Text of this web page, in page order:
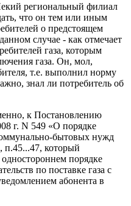
региональный филиал
что он тем или иным
о предстоящем
случае - как отмечает
газа, которым
газа. Он, мол,
т.е. выполнил норму
знал ли потребитель об
к Постановлению
г. N 549 «О порядке
бытовых нужд
п.45...47, который
порядке
по поставке газа с
абонента в